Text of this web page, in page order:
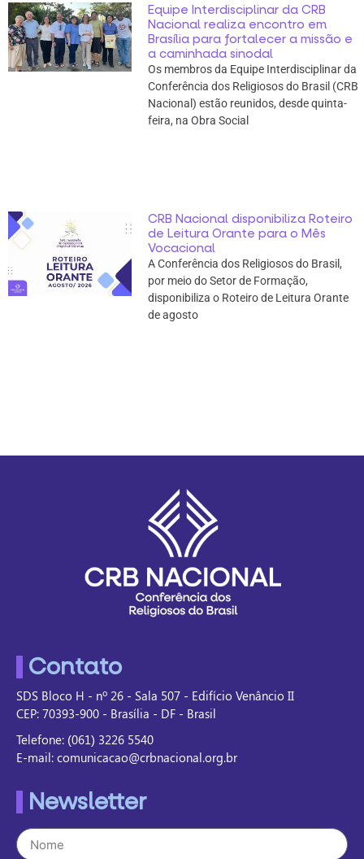
Equipe Interdisciplinar da CRB
Nacional realiza encontro em
Brasília para fortalecer a missão e
a caminhada sinodal
Os membros da Equipe Interdisciplinar da
Conferência dos Religiosos do Brasil (CRB
Nacional) estão reunidos, desde quinta-
feira, na Obra Social
CRB Nacional disponibiliza Roteiro
de Leitura Orante para o Mês
Vocacional
A Conferência dos Religiosos do Brasil,
por meio do Setor de Formação,
disponibiliza o Roteiro de Leitura Orante
de agosto
Contato
SDS Bloco H - nº 26 - Sala 507 - Edifício Venâncio II
CEP: 70393-900 - Brasília - DF - Brasil
Telefone: (061) 3226 5540
E-mail: comunicacao@crbnacional.org.br
Newsletter